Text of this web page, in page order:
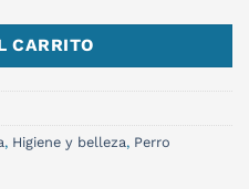
CARRITO
, Higiene y belleza, Perro